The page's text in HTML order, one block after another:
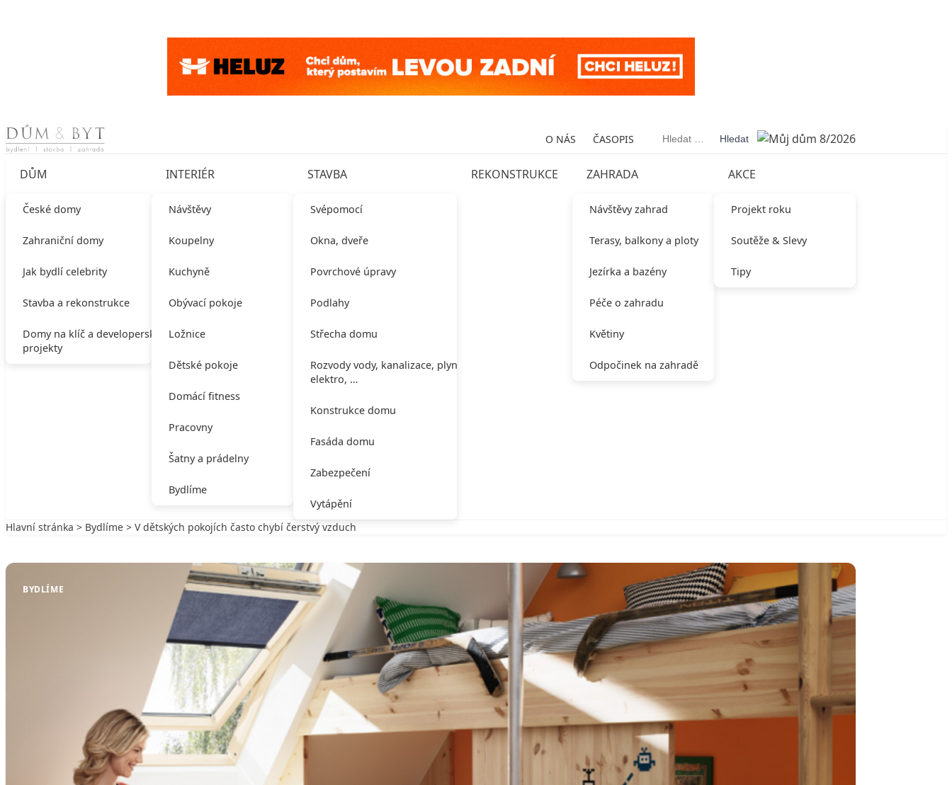
Skip to content O NÁS ČASOPIS Vyhledávání
DŮM
České domy
Zahraniční domy
Jak bydlí celebrity
Stavba a rekonstrukce
Domy na klíč a developerské
projekty
INTERIÉR
Návštěvy
Koupelny
Kuchyně
Obývací pokoje
Ložnice
Dětské pokoje
Domácí fitness
Pracovny
Šatny a prádelny
Bydlíme
STAVBA
Svépomocí
Okna, dveře
Povrchové úpravy
Podlahy
Střecha domu
Rozvody vody, kanalizace, plynu,
elektro, …
Konstrukce domu
Fasáda domu
Zabezpečení
Vytápění
REKONSTRUKCE ZAHRADA
Návštěvy zahrad
Terasy, balkony a ploty
Jezírka a bazény
Péče o zahradu
Květiny
Odpočinek na zahradě
AKCE
Projekt roku
Soutěže & Slevy
Tipy
Hlavní stránka > Bydlíme > V dětských pokojích často chybí čerstvý vzduch
BYDLÍME